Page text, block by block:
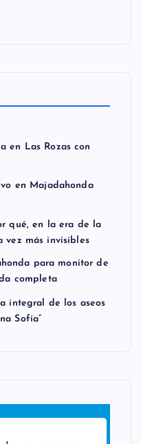
en Las Rozas con
en Majadahonda
qué, en la era de la
vez más invisibles
para monitor de
completa
integral de los aseos
Sofía”